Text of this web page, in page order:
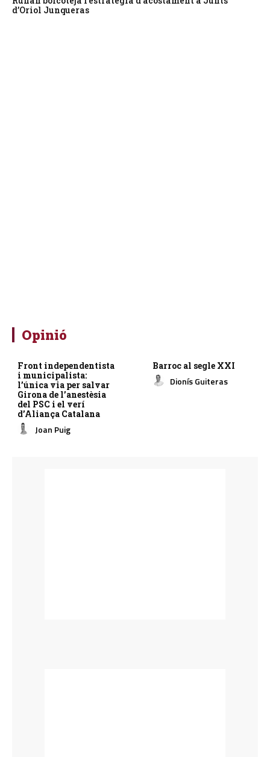
d’Oriol Junqueras
Opinió
Front independentista
i municipalista:
l’única via per salvar
Girona de l’anestèsia
del PSC i el verí
d’Aliança Catalana
Joan Puig
Barroc al segle XXI
Dionís Guiteras